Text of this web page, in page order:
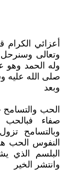
أعزائي
وتعالى
وله الحمد
صلى الله عليه
وبعد
الحب والتسامح
صفاء فبالحب
وبالتسامح
النفوس الحب
البلسم الذي
وانتشر الخير